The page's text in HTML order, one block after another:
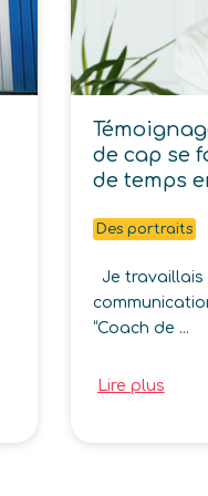
de cap se
de temps
Des portraits
Je travaillais
“Coach de ...
Lire plus